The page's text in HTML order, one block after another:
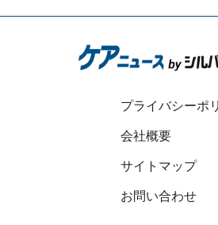
プライバシーポ
会社概要
サイトマップ
お問い合わせ